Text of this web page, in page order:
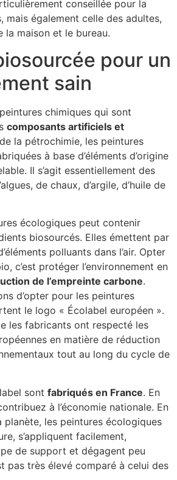
conseillée pour la
mais également celle des adultes,
la maison et le bureau.
pour un
sain
chimiques qui sont
composants artificiels et
la pétrochimie, les peintures
à base d’éléments d’origine
Il s’agit essentiellement des
de chaux, d’argile, d’huile de
écologiques peut contenir
biosourcés. Elles émettent par
polluants dans l’air. Opter
c’est protéger l’environnement en
de l’empreinte carbone.
d’opter pour les peintures
le logo « Écolabel européen ».
les fabricants ont respecté les
en matière de réduction
tout au long du cycle de
sont fabriqués en France. En
à l’économie nationale. En
planète, les peintures écologiques
s’appliquent facilement,
de support et dégagent peu
pas très élevé comparé à celui des